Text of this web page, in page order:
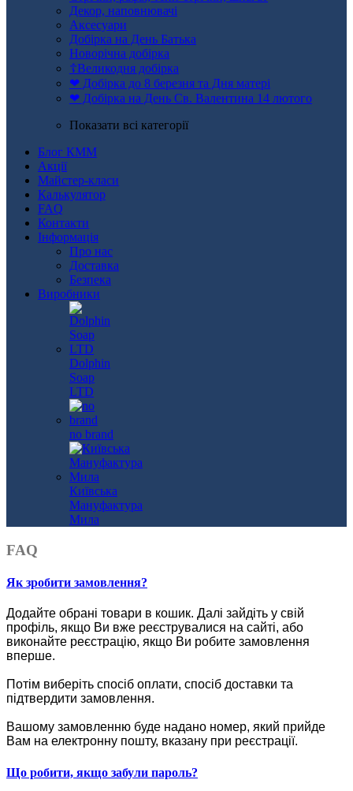
Декор, наповнювачі
Аксесуари
Добірка на День Батька
Новорічна добірка
☦Великодня добірка
❤ Добірка до 8 березня та Дня матері
❤ Добірка на День Св. Валентина 14 лютого
Показати всі категорії
Блог КММ
Акції
Майстер-класи
Калькулятор
FAQ
Контакти
Інформація
Про нас
Доставка
Безпека
Виробники
Dolphin
Soap
LTD
no brand
Київська
Мануфактура
Мила
FAQ
Як зробити замовлення?
Додайте обрані товари в кошик. Далі зайдіть у свій
профіль, якщо Ви вже реєструвалися на сайті, або
виконайте реєстрацію, якщо Ви робите замовлення
вперше.
Потім виберіть спосіб оплати, спосіб доставки та
підтвердити замовлення.
Вашому замовленню буде надано номер, який прийде
Вам на електронну пошту, вказану при реєстрації.
Що робити, якщо забули пароль?